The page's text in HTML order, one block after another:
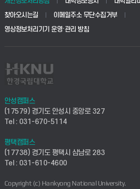
생명공학부
사회안전시스템공학부
컴퓨터응용수학부
ICT로봇기계공학부
전자전기공학부
교육대학원
학사시스템(전문학사 및 전공심화)
사이버캠퍼스(전문학사 및 전공심화)
시설바로처리서비스
연구실안전관리시스템
산학연구관리시스템
산학협력단
취업지원센터
창업지원센터
현장실습지원센터
찾아오시는길
이메일주소 무단수집거부
영상정보처리기기 운영·관리 방침
안성캠퍼스
(17579) 경기도 안성시 중앙로 327
Tel : 031-670-5114
평택캠퍼스
(17738) 경기도 평택시 삼남로 283
Tel : 031-610-4600
Copyright (c) Hankyong National University.